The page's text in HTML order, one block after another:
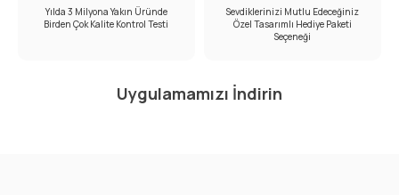
Yılda 3 Milyona Yakın Üründe
Birden Çok Kalite Kontrol Testi
Sevdiklerinizi Mutlu Edeceğiniz
Özel Tasarımlı Hediye Paketi
Seçeneği
Uygulamamızı İndirin